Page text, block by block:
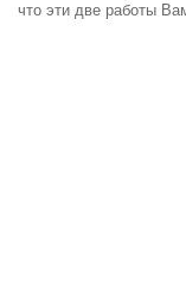
что эти две работы